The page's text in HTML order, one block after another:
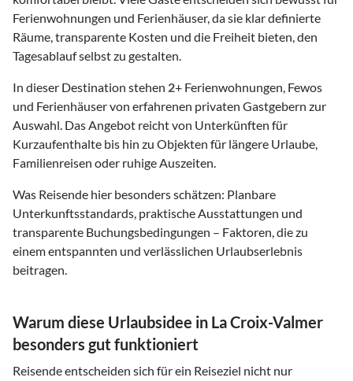
Ferienwohnungen und Ferienhäuser, da sie klar definierte
Räume, transparente Kosten und die Freiheit bieten, den
Tagesablauf selbst zu gestalten.
In dieser Destination stehen 2+ Ferienwohnungen, Fewos
und Ferienhäuser von erfahrenen privaten Gastgebern zur
Auswahl. Das Angebot reicht von Unterkünften für
Kurzaufenthalte bis hin zu Objekten für längere Urlaube,
Familienreisen oder ruhige Auszeiten.
Was Reisende hier besonders schätzen: Planbare
Unterkunftsstandards, praktische Ausstattungen und
transparente Buchungsbedingungen – Faktoren, die zu
einem entspannten und verlässlichen Urlaubserlebnis
beitragen.
Warum diese Urlaubsidee in La Croix-Valmer
besonders gut funktioniert
Reisende entscheiden sich für ein Reiseziel nicht nur